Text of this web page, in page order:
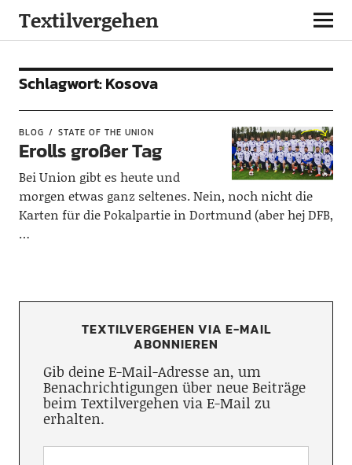
Textilvergehen
Schlagwort:Kosova
BLOG STATE OF THE UNION
Erolls großer Tag
Bei Union gibt es heute und
morgen etwas ganz seltenes. Nein, noch nicht die
Karten für die Pokalpartie in Dortmund (aber hej DFB,
…
TEXTILVERGEHEN VIA E-MAIL
ABONNIEREN
Gib deine E-Mail-Adresse an, um
Benachrichtigungen über neue Beiträge
beim Textilvergehen via E-Mail zu
erhalten.